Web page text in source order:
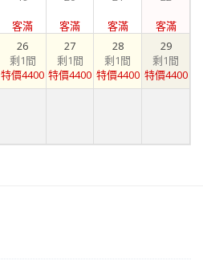
客滿
客滿
客滿
客滿
26
剩1間
特價4400
27
剩1間
特價4400
28
剩1間
特價4400
29
剩1間
特價4400